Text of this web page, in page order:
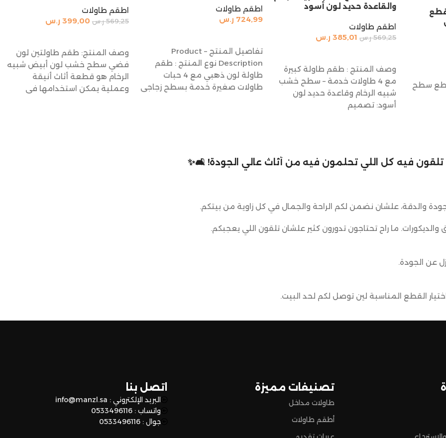
تقديم 5 قطع
تقديم 5 قطع سطح
والقاعدة حديد لون أسود
اطقم طاولات
569,25 ر.س 385,01 ر.س
وصف المنتج : طقم طاولة كبيرة
مع 4 طاولات خدمة – سطح خشب
شبيه الرخام وقاعدة حديد لون
أسود: تصميم
اطقم طاولات
724,99 ر.س
تفاصيل المنتج – Product
Description نوع المنتج : طقم
طاولة لون ذهبي مع 4 حبات
طاولات صغيرة خدمة بسطح زجاجي
اطقم طاولات
569,25 ر.س 399,00 ر.س
وصف المنتج: طقم طاولتين لون
فضي سطح خشب لون أبيض شبيه
الرخام هو قطعة أثاث أنيقة
وعملية يمكن استخدامها في
تلقون فيه كل اللي تحلمون فيه من أثاث عالي الجودة! 🛋️✨
والدقة، علشان نضمن لكم الراحة والجمال في كل زاوية من بيتكم.
والديكورات. ما راح تحتاجون تدورون كثير علشان تلقون اللي يعجبكم.
عن الجودة.
القطع المناسبة لين توصل لكم لحد البيت.
مميزة.
تصنيفات مميزة
طاولات مداخل
أطقم طاولات
اتصل بنا
البريد الإلكتروني : info@manzl.sa
واتساب : 0533496116
جوال : 0533496116